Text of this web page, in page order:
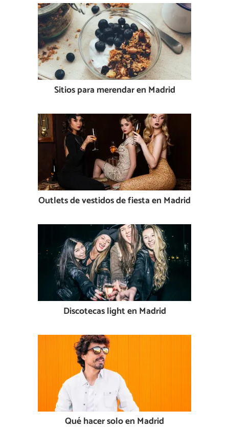
Sitios para merendar en Madrid
Outlets de vestidos de fiesta en Madrid
Discotecas light en Madrid
Qué hacer solo en Madrid